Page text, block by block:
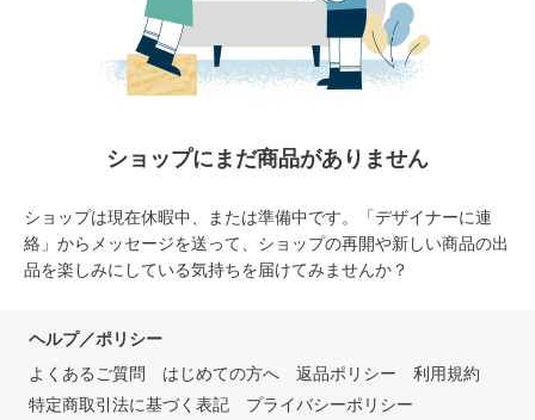
ショップにまだ商品がありません
ショップは現在休暇中、または準備中です。「デザイナーに連
絡」からメッセージを送って、ショップの再開や新しい商品の出
品を楽しみにしている気持ちを届けてみませんか？
ヘルプ／ポリシー
よくあるご質問
はじめての方へ 返品ポリシー
利用規約
特定商取引法に基づく表記
プライバシーポリシー